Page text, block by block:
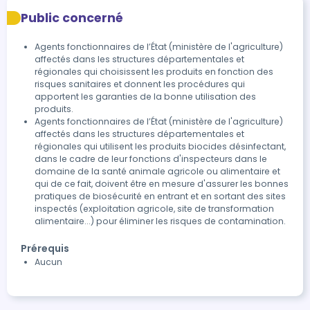
Public concerné
Agents fonctionnaires de l’État (ministère de l'agriculture)
affectés dans les structures départementales et
régionales qui choisissent les produits en fonction des
risques sanitaires et donnent les procédures qui
apportent les garanties de la bonne utilisation des
produits.
Agents fonctionnaires de l’État (ministère de l'agriculture)
affectés dans les structures départementales et
régionales qui utilisent les produits biocides désinfectant,
dans le cadre de leur fonctions d'inspecteurs dans le
domaine de la santé animale agricole ou alimentaire et
qui de ce fait, doivent être en mesure d'assurer les bonnes
pratiques de biosécurité en entrant et en sortant des sites
inspectés (exploitation agricole, site de transformation
alimentaire...) pour éliminer les risques de contamination.
Prérequis
Aucun